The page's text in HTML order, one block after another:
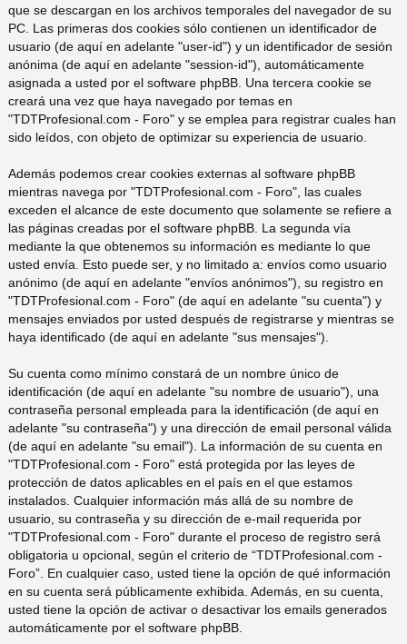
que se descargan en los archivos temporales del navegador de su
PC. Las primeras dos cookies sólo contienen un identificador de
usuario (de aquí en adelante "user-id") y un identificador de sesión
anónima (de aquí en adelante "session-id"), automáticamente
asignada a usted por el software phpBB. Una tercera cookie se
creará una vez que haya navegado por temas en
"TDTProfesional.com - Foro" y se emplea para registrar cuales han
sido leídos, con objeto de optimizar su experiencia de usuario.
Además podemos crear cookies externas al software phpBB
mientras navega por "TDTProfesional.com - Foro", las cuales
exceden el alcance de este documento que solamente se refiere a
las páginas creadas por el software phpBB. La segunda vía
mediante la que obtenemos su información es mediante lo que
usted envía. Esto puede ser, y no limitado a: envíos como usuario
anónimo (de aquí en adelante "envíos anónimos"), su registro en
"TDTProfesional.com - Foro" (de aquí en adelante "su cuenta") y
mensajes enviados por usted después de registrarse y mientras se
haya identificado (de aquí en adelante "sus mensajes").
Su cuenta como mínimo constará de un nombre único de
identificación (de aquí en adelante "su nombre de usuario"), una
contraseña personal empleada para la identificación (de aquí en
adelante "su contraseña") y una dirección de email personal válida
(de aquí en adelante "su email"). La información de su cuenta en
"TDTProfesional.com - Foro" está protegida por las leyes de
protección de datos aplicables en el país en el que estamos
instalados. Cualquier información más allá de su nombre de
usuario, su contraseña y su dirección de e-mail requerida por
"TDTProfesional.com - Foro" durante el proceso de registro será
obligatoria u opcional, según el criterio de “TDTProfesional.com -
Foro”. En cualquier caso, usted tiene la opción de qué información
en su cuenta será públicamente exhibida. Además, en su cuenta,
usted tiene la opción de activar o desactivar los emails generados
automáticamente por el software phpBB.